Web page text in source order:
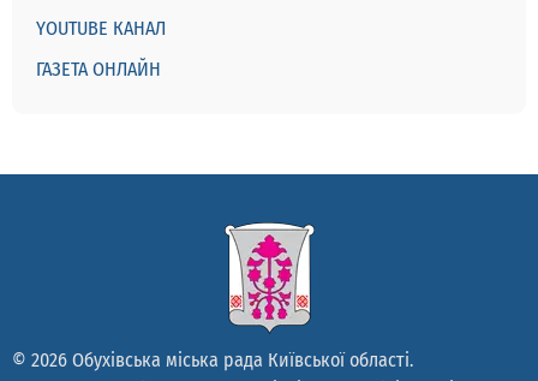
YOUTUBE КАНАЛ
ГАЗЕТА ОНЛАЙН
© 2026 Обухівська міська рада Київської області.